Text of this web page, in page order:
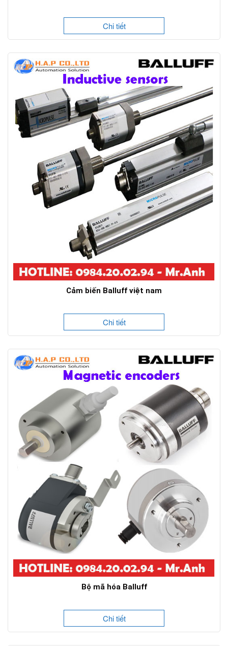
Chi tiết
Cảm biến Balluff việt nam
Chi tiết
Bộ mã hóa Balluff
Chi tiết